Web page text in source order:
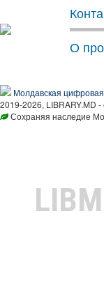
О
Молдавская
2019-2026, LIBRARY.MD
Сохраняя наследие